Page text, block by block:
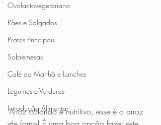
Ovolactovegetariano
Pães e Salgados
Pratos Principais
Sobremesas
Café da Manhã e Lanches
Legumes e Verduras
Introdução Alimentar
Arroz colorido e nutritivo, esse é o arroz